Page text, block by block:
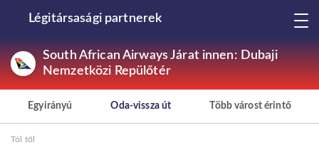
Légitársasági partnerek
South African Airways Járat innen: Dubaji
Nemzetközi Repülőtér
Egyirányú Oda-vissza út Több várost érintő
Tól től